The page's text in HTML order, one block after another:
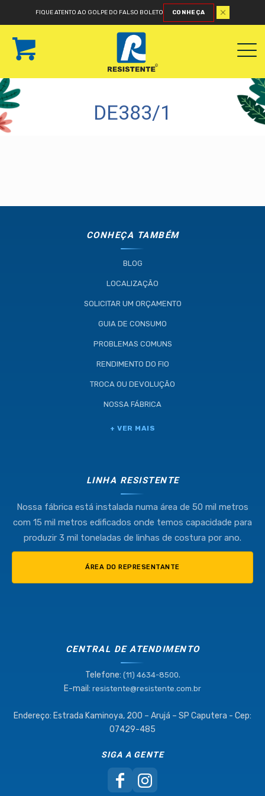
FIQUE ATENTO AO GOLPE DO FALSO BOLETO CONHEÇA
Industria e Comercio de Linhas
(11) 4634-8500
DE383/1
CONHEÇA TAMBÉM
BLOG
LOCALIZAÇÃO
SOLICITAR UM ORÇAMENTO
GUIA DE CONSUMO
PROBLEMAS COMUNS
RENDIMENTO DO FIO
TROCA OU DEVOLUÇÃO
NOSSA FÁBRICA
+ VER MAIS
LINHA RESISTENTE
Nossa fábrica está instalada numa área de 50 mil metros
com 15 mil metros edificados onde temos capacidade para
produzir 3 mil toneladas de linhas de costura por ano.
ÁREA DO REPRESENTANTE
CENTRAL DE ATENDIMENTO
Telefone: (11) 4634-8500.
E-mail: resistente@resistente.com.br
Endereço: Estrada Kaminoya, 200 – Arujá – SP Caputera - Cep:
07429-485
SIGA A GENTE